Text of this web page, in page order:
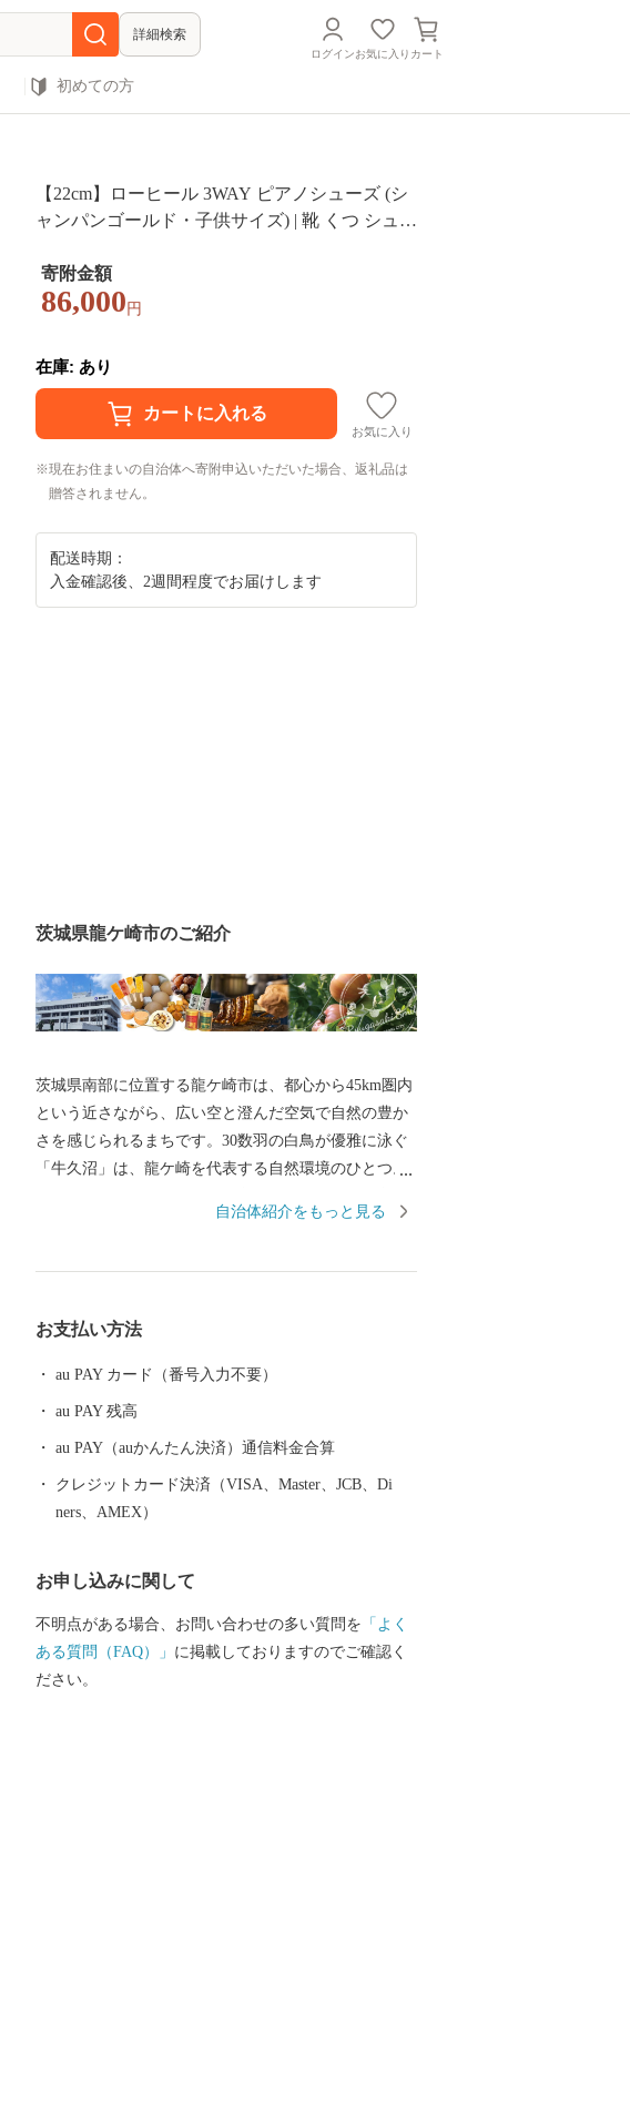
詳細検索
ログインお気に入り カート
初めての方
【22cm】ローヒール 3WAY ピアノシューズ (シ
ャンパンゴールド・子供サイズ) | 靴 くつ シュー
軽減 ピアノ 専用 お洒落 オシャレ 上品 大人 大
人用 お祝い 贈り物 ギフト 茨城県 龍ケ崎市
寄附金額
86,000 円
在庫: あり
お気に入り
現在お住まいの自治体へ寄附申込いただいた場合、返礼品は
贈答されません。
配送時期：
入金確認後、2週間程度でお届けします
茨城県龍ケ崎市のご紹介
茨城県南部に位置する龍ケ崎市は、都心から45km圏内
という近さながら、広い空と澄んだ空気で自然の豊か
さを感じられるまちです。30数羽の白鳥が優雅に泳ぐ
「牛久沼」は、龍ケ崎を代表する自然環境のひとつ。
を支えたい！」そんな想いを実現するべく、結婚、妊
らえるようなまちづくりを進めていきます。 そんな龍
職人が新たな風を吹き込み送り出した品々が数多くあ
ります。それらの品々を、ご寄附へのお礼として贈ら
自治体紹介をもっと見る
お支払い方法
au PAY カード（番号入力不要）
au PAY 残高
au PAY（auかんたん決済）通信料金合算
クレジットカード決済（VISA、Master、JCB、Di
ners、AMEX）
お申し込みに関して
不明点がある場合、お問い合わせの多い質問を 「よく
ある質問（FAQ）」 に掲載しておりますのでご確認く
ださい。